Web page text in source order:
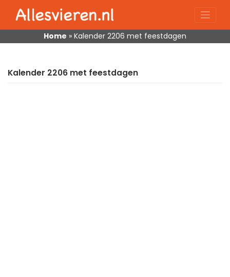
content
Home » Kalender 2206 met feestdagen
Kalender 2206 met feestdagen